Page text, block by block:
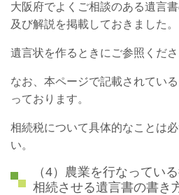
大阪府でよくご相談のある遺言
及び解説を掲載しておきました。
遺言状を作るときにご参照くださ
なお、本ページで記載されてい
っております。
相続税について具体的なことは
い。
（4）農業を行なってい
相続させる遺言書の書き